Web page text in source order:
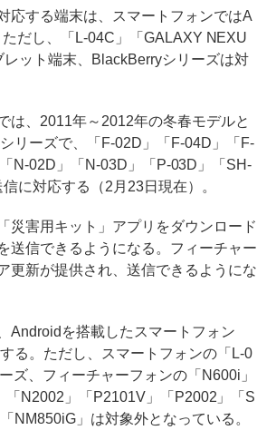
応する端末は、スマートフォンではA
だし、「L-04C」「GALAXY NEXU
ット端末、BlackBerryシリーズは対
は、2011年～2012年の冬春モデルと
リーズで、「F-02D」「F-04D」「F-
N-02D」「N-03D」「P-03D」「SH-
に対応する（2月23日現在）。
災害用キット」アプリをダウンロード
送信できるようになる。フィーチャー
更新が提供され、送信できるようにな
Androidを搭載したスマートフォン
る。ただし、スマートフォンの「L-0
ズ、フィーチャーフォンの「N600i」
「N2002」「P2101V」「P2002」「S
NM850iG」は対象外となっている。